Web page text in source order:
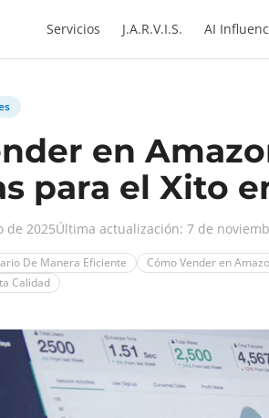
Servicios J.A.R.V.I.S. AI
en
para el Xito
de 2025Última actualización: 7 de
De Manera Eficiente Cómo Vender en
Calidad